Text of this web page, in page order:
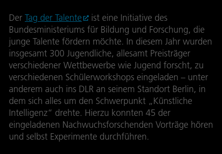
Der Tag der Talente
ist eine Initiative des
Bundesministeriums für Bildung und Forschung, die
junge Talente fördern möchte. In diesem Jahr wurden
insgesamt 300 Jugendliche, allesamt Preisträger
verschiedener Wettbewerbe wie Jugend forscht, zu
verschiedenen Schülerworkshops eingeladen – unter
anderem auch ins DLR an seinem Standort Berlin, in
dem sich alles um den Schwerpunkt „Künstliche
Intelligenz“ drehte. Hierzu konnten 45 der
eingeladenen Nachwuchsforschenden Vorträge hören
und selbst Experimente durchführen.